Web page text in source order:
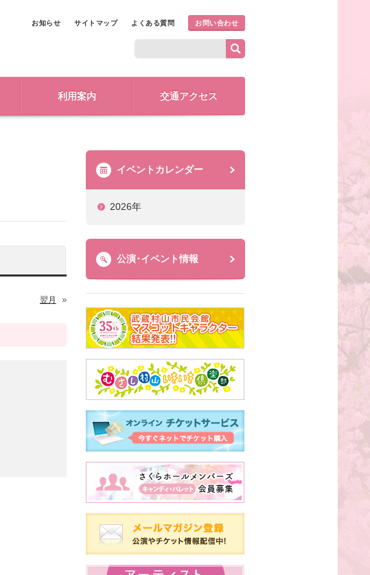
お知らせ サイトマップ よくある質問 お問い合わせ
利用案内 交通アクセス
翌月
イベントカレンダー
2026年
公演･イベント情報